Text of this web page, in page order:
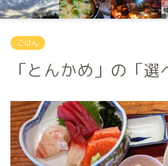
ごはん
「とんかめ」の「選